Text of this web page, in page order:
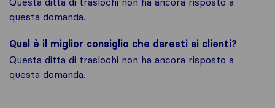
questa domanda.
Qual è il miglior consiglio che daresti ai clienti?
Questa ditta di traslochi non ha ancora risposto a
questa domanda.